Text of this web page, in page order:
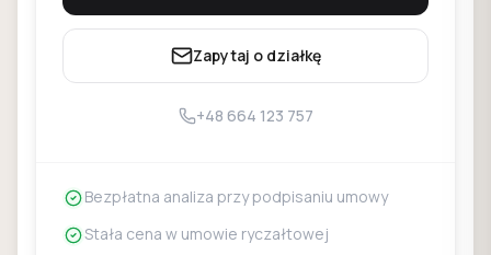
Zapytaj o działkę
+48 664 123 757
Bezpłatna analiza przy podpisaniu umowy
Stała cena w umowie ryczałtowej